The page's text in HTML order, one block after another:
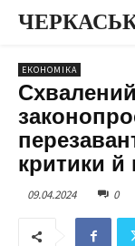
ЕКОНОМІКА
критики й
09.04.2024 0